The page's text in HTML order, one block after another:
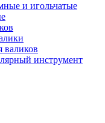
и игольчатые
валиков
инструмент